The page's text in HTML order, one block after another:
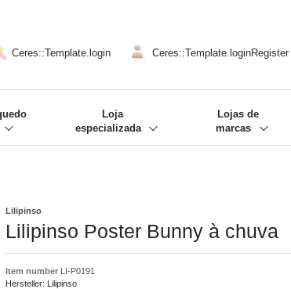
Ceres::Template.login Ceres::Template.loginRegister
Loja
especializada
Lojas de
marcas
Lilipinso
Lilipinso Poster Bunny à chuva
Item number LI-P0191
Hersteller: Lilipinso